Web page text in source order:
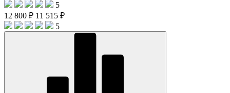
5
12 800 ₽ 11 515 ₽
5